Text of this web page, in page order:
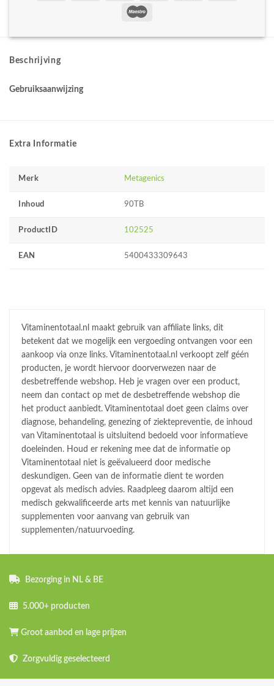
Beschrijving
Gebruiksaanwijzing
Extra Informatie
Merk Metagenics
Inhoud 90TB
ProductID 102525
EAN 5400433309643
Vitaminentotaal.nl maakt gebruik van affiliate links, dit
betekent dat we mogelijk een vergoeding ontvangen voor een
aankoop via onze links. Vitaminentotaal.nl verkoopt zelf géén
producten, je wordt hiervoor doorverwezen naar de
desbetreffende webshop. Heb je vragen over een product,
neem dan contact op met de desbetreffende webshop die
het product aanbiedt. Vitaminentotaal doet geen claims over
diagnose, behandeling, genezing of ziektepreventie, de inhoud
van Vitaminentotaal is uitsluitend bedoeld voor informatieve
doeleinden. Houd er rekening mee dat de informatie op
Vitaminentotaal niet is geëvalueerd door medische
deskundigen. Geen van de informatie dient te worden
opgevat als medisch advies. Raadpleeg daarom altijd een
medisch gekwalificeerde arts met kennis van natuurlijke
supplementen voor aanvang van gebruik van
supplementen/natuurvoeding.
Bezorging in NL & BE
5.000+ producten
Groot aanbod en lage prijzen
Zorgvuldig geselecteerd